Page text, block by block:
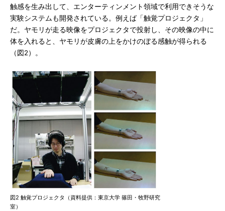
触感を生み出して、エンターティンメント領域で利用できそうな
実験システムも開発されている。例えば「触覚プロジェクタ」
だ。ヤモリが走る映像をプロジェクタで投射し、その映像の中に
体を入れると、ヤモリが皮膚の上をかけのぼる感触が得られる
（図2）。
図2 触覚プロジェクタ（資料提供：東京大学 篠田・牧野研究
室）